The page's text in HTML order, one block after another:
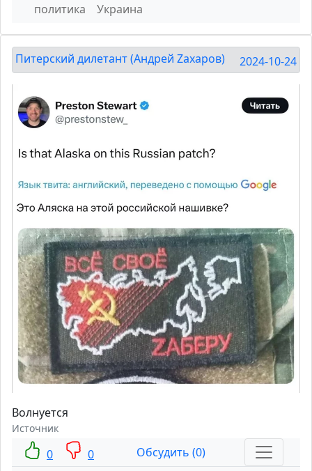
политика
Украина
Питерский дилетант (Андрей Zахаров) 2024-10-24
Волнуется
Источник
0 0
Обсудить (0)